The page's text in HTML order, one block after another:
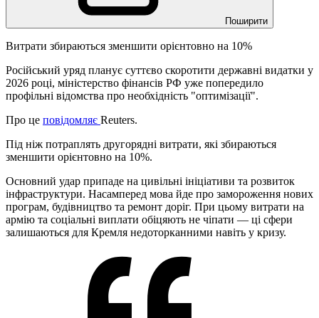
Поширити
Витрати збираються зменшити орієнтовно на 10%
Російський уряд планує суттєво скоротити державні видатки у
2026 році, міністерство фінансів РФ уже попередило
профільні відомства про необхідність "оптимізації".
Про це повідомляє Reuters.
Під ніж потраплять другорядні витрати, які збираються
зменшити орієнтовно на 10%.
Основний удар припаде на цивільні ініціативи та розвиток
інфраструктури. Насамперед мова йде про замороження нових
програм, будівництво та ремонт доріг. При цьому витрати на
армію та соціальні виплати обіцяють не чіпати — ці сфери
залишаються для Кремля недоторканними навіть у кризу.